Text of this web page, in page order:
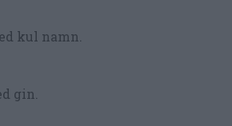
kul namn.
gin.